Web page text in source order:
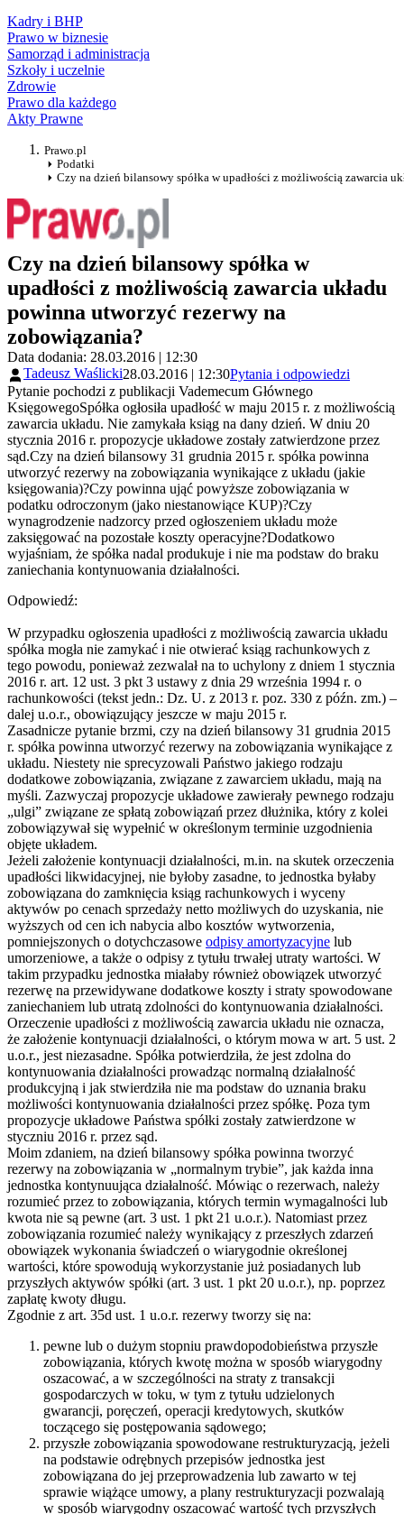
Kadry i BHP
Prawo w biznesie
Samorząd i administracja
Szkoły i uczelnie
Zdrowie
Prawo dla każdego
Akty Prawne
Prawo.pl
Podatki
Czy na dzień bilansowy spółka w upadłości z możliwością zawarcia
Czy na dzień bilansowy spółka w
upadłości z możliwością zawarcia układu
powinna utworzyć rezerwy na
zobowiązania?
Data dodania: 28.03.2016 | 12:30
Tadeusz Waślicki28.03.2016 | 12:30Pytania i odpowiedzi
Pytanie pochodzi z publikacji Vademecum Głównego
KsięgowegoSpółka ogłosiła upadłość w maju 2015 r. z możliwością
zawarcia układu. Nie zamykała ksiąg na dany dzień. W dniu 20
stycznia 2016 r. propozycje układowe zostały zatwierdzone przez
sąd.Czy na dzień bilansowy 31 grudnia 2015 r. spółka powinna
utworzyć rezerwy na zobowiązania wynikające z układu (jakie
księgowania)?Czy powinna ująć powyższe zobowiązania w
podatku odroczonym (jako niestanowiące KUP)?Czy
wynagrodzenie nadzorcy przed ogłoszeniem układu może
zaksięgować na pozostałe koszty operacyjne?Dodatkowo
wyjaśniam, że spółka nadal produkuje i nie ma podstaw do braku
zaniechania kontynuowania działalności.
Odpowiedź:
W przypadku ogłoszenia upadłości z możliwością zawarcia układu
spółka mogła nie zamykać i nie otwierać ksiąg rachunkowych z
tego powodu, ponieważ zezwalał na to uchylony z dniem 1 stycznia
2016 r. art. 12 ust. 3 pkt 3 ustawy z dnia 29 września 1994 r. o
rachunkowości (tekst jedn.: Dz. U. z 2013 r. poz. 330 z późn. zm.) –
dalej u.o.r., obowiązujący jeszcze w maju 2015 r.
Zasadnicze pytanie brzmi, czy na dzień bilansowy 31 grudnia 2015
r. spółka powinna utworzyć rezerwy na zobowiązania wynikające z
układu. Niestety nie sprecyzowali Państwo jakiego rodzaju
dodatkowe zobowiązania, związane z zawarciem układu, mają na
myśli. Zazwyczaj propozycje układowe zawierały pewnego rodzaju
„ulgi” związane ze spłatą zobowiązań przez dłużnika, który z kolei
zobowiązywał się wypełnić w określonym terminie uzgodnienia
objęte układem.
Jeżeli założenie kontynuacji działalności, m.in. na skutek orzeczenia
upadłości likwidacyjnej, nie byłoby zasadne, to jednostka byłaby
zobowiązana do zamknięcia ksiąg rachunkowych i wyceny
aktywów po cenach sprzedaży netto możliwych do uzyskania, nie
wyższych od cen ich nabycia albo kosztów wytworzenia,
pomniejszonych o dotychczasowe odpisy amortyzacyjne lub
umorzeniowe, a także o odpisy z tytułu trwałej utraty wartości. W
takim przypadku jednostka miałaby również obowiązek utworzyć
rezerwę na przewidywane dodatkowe koszty i straty spowodowane
zaniechaniem lub utratą zdolności do kontynuowania działalności.
Orzeczenie upadłości z możliwością zawarcia układu nie oznacza,
że założenie kontynuacji działalności, o którym mowa w art. 5 ust. 2
u.o.r., jest niezasadne. Spółka potwierdziła, że jest zdolna do
kontynuowania działalności prowadząc normalną działalność
produkcyjną i jak stwierdziła nie ma podstaw do uznania braku
możliwości kontynuowania działalności przez spółkę. Poza tym
propozycje układowe Państwa spółki zostały zatwierdzone w
styczniu 2016 r. przez sąd.
Moim zdaniem, na dzień bilansowy spółka powinna tworzyć
rezerwy na zobowiązania w „normalnym trybie”, jak każda inna
jednostka kontynuująca działalność. Mówiąc o rezerwach, należy
rozumieć przez to zobowiązania, których termin wymagalności lub
kwota nie są pewne (art. 3 ust. 1 pkt 21 u.o.r.). Natomiast przez
zobowiązania rozumieć należy wynikający z przeszłych zdarzeń
obowiązek wykonania świadczeń o wiarygodnie określonej
wartości, które spowodują wykorzystanie już posiadanych lub
przyszłych aktywów spółki (art. 3 ust. 1 pkt 20 u.o.r.), np. poprzez
zapłatę kwoty długu.
Zgodnie z art. 35d ust. 1 u.o.r. rezerwy tworzy się na:
pewne lub o dużym stopniu prawdopodobieństwa przyszłe
zobowiązania, których kwotę można w sposób wiarygodny
oszacować, a w szczególności na straty z transakcji
gospodarczych w toku, w tym z tytułu udzielonych
gwarancji, poręczeń, operacji kredytowych, skutków
toczącego się postępowania sądowego;
przyszłe zobowiązania spowodowane restrukturyzacją, jeżeli
na podstawie odrębnych przepisów jednostka jest
zobowiązana do jej przeprowadzenia lub zawarto w tej
sprawie wiążące umowy, a plany restrukturyzacji pozwalają
w sposób wiarygodny oszacować wartość tych przyszłych